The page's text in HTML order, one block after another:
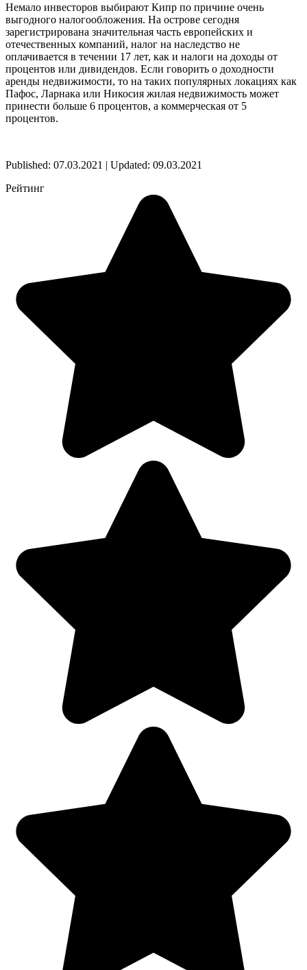
Немало инвесторов выбирают Кипр по причине очень
выгодного налогообложения. На острове сегодня
зарегистрирована значительная часть европейских и
отечественных компаний, налог на наследство не
оплачивается в течении 17 лет, как и налоги на доходы от
процентов или дивидендов. Если говорить о доходности
аренды недвижимости, то на таких популярных локациях как
Пафос, Ларнака или Никосия жилая недвижимость может
принести больше 6 процентов, а коммерческая от 5
процентов.
Published: 07.03.2021 | Updated: 09.03.2021
Рейтинг